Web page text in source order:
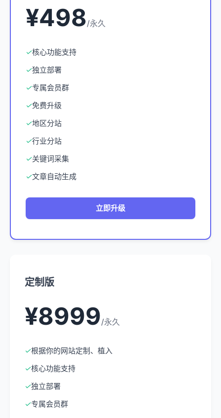
¥498/永久
✓核心功能支持
✓独立部署
✓专属会员群
✓免费升级
✓地区分站
✓行业分站
✓关键词采集
✓文章自动生成
立即升级
定制版
¥8999/永久
✓根据你的网站定制、植入
✓核心功能支持
✓独立部署
✓专属会员群